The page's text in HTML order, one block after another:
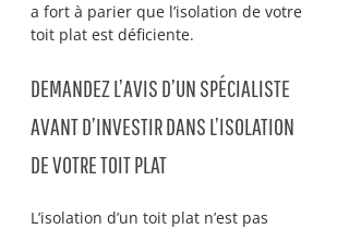
a fort à parier que l’isolation de votre
toit plat est déficiente.
DEMANDEZ L’AVIS D’UN SPÉCIALISTE
AVANT D’INVESTIR DANS L’ISOLATION
DE VOTRE TOIT PLAT
L’isolation d’un toit plat n’est pas